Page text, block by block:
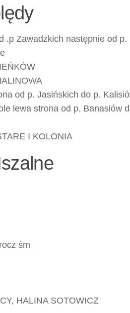
.p Zawadzkich następnie od p.
od p. Jasińskich do p.
lewa strona od p. Banasiów
I KOLONIA
śm
HALINA SOTOWICZ